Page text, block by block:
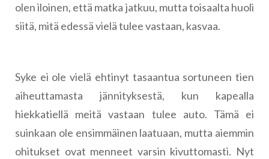
olen iloinen, että matka jatkuu, mutta toisaalta huoli
siitä, mitä edessä vielä tulee vastaan, kasvaa.
Syke ei ole vielä ehtinyt tasaantua sortuneen tien
aiheuttamasta jännityksestä, kun kapealla
hiekkatiellä meitä vastaan tulee auto. Tämä ei
suinkaan ole ensimmäinen laatuaan, mutta aiemmin
ohitukset ovat menneet varsin kivuttomasti. Nyt